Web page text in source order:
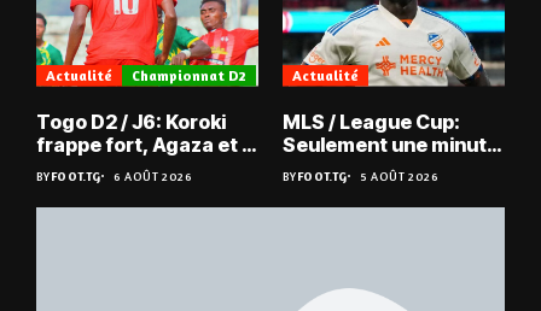
Actualité Championnat D2
Togo D2 / J6: Koroki
frappe fort, Agaza et la
JCA assurent,
suspense avant Sara
FC – Doumbé FC
BYFOOT.TG 6 AOÛT 2026
Actualité
MLS / League Cup:
Seulement une minute
de jeu pour Kévin
Denkey
BYFOOT.TG 5 AOÛT 2026